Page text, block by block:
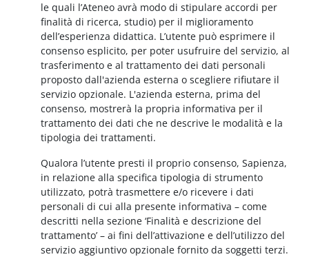
le quali l’Ateneo avrà modo di stipulare accordi per
finalità di ricerca, studio) per il miglioramento
dell’esperienza didattica. L’utente può esprimere il
consenso esplicito, per poter usufruire del servizio, al
trasferimento e al trattamento dei dati personali
proposto dall'azienda esterna o scegliere rifiutare il
servizio opzionale. L'azienda esterna, prima del
consenso, mostrerà la propria informativa per il
trattamento dei dati che ne descrive le modalità e la
tipologia dei trattamenti.
Qualora l’utente presti il proprio consenso, Sapienza,
in relazione alla specifica tipologia di strumento
utilizzato, potrà trasmettere e/o ricevere i dati
personali di cui alla presente informativa – come
descritti nella sezione ‘Finalità e descrizione del
trattamento’ – ai fini dell’attivazione e dell’utilizzo del
servizio aggiuntivo opzionale fornito da soggetti terzi.